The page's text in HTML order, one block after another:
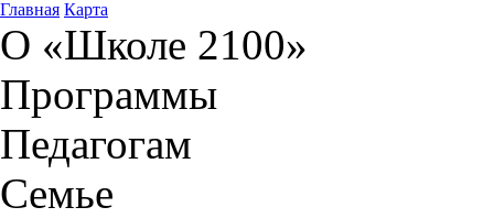
Главная Карта
О «Школе 2100»
Программы
Педагогам
Семье